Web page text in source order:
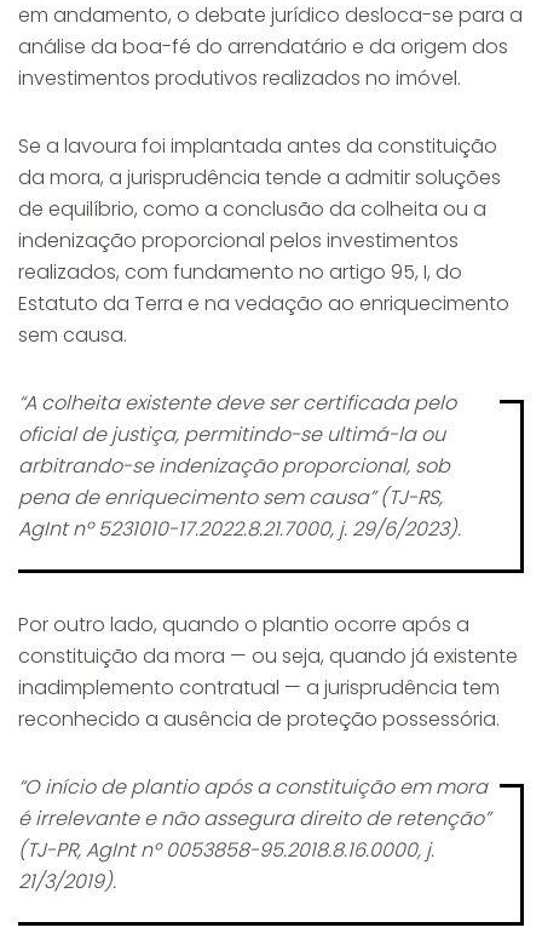
em andamento, o debate jurídico desloca-se para a
análise da boa-fé do arrendatário e da origem dos
investimentos produtivos realizados no imóvel.
Se a lavoura foi implantada antes da constituição
da mora, a jurisprudência tende a admitir soluções
de equilíbrio, como a conclusão da colheita ou a
indenização proporcional pelos investimentos
realizados, com fundamento no artigo 95, I, do
Estatuto da Terra e na vedação ao enriquecimento
sem causa.
“A colheita existente deve ser certificada pelo
oficial de justiça, permitindo-se ultimá-la ou
arbitrando-se indenização proporcional, sob
pena de enriquecimento sem causa” (TJ-RS,
AgInt nº 5231010-17.2022.8.21.7000, j. 29/6/2023).
Por outro lado, quando o plantio ocorre após a
constituição da mora — ou seja, quando já existente
inadimplemento contratual — a jurisprudência tem
reconhecido a ausência de proteção possessória.
“O início de plantio após a constituição em mora
é irrelevante e não assegura direito de retenção”
(TJ-PR, AgInt nº 0053858-95.2018.8.16.0000, j.
21/3/2019).